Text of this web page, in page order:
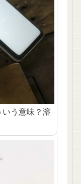
いう意味？溶